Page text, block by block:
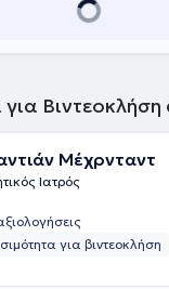
Μέχρνταντ
Ιατρός
για βιντεοκλήση